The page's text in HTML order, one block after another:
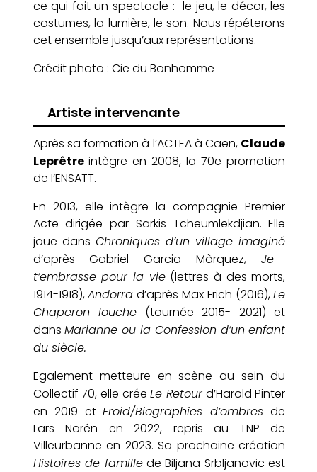
ce qui fait un spectacle : le jeu, le décor, les
costumes, la lumière, le son. Nous répéterons
cet ensemble jusqu’aux représentations.
Crédit photo : Cie du Bonhomme
Artiste intervenante
Après sa formation à l’ACTEA à Caen, Claude
Leprêtre intègre en 2008, la 70e promotion
de l’ENSATT.
En 2013, elle intègre la compagnie Premier
Acte dirigée par Sarkis Tcheumlekdjian. Elle
joue dans Chroniques d’un village imaginé
d’après Gabriel Garcia Màrquez, Je
t’embrasse pour la vie(lettres à des morts,
1914-1918),Andorra d’après Max Frich (2016),Le
Chaperon louche (tournée 2015- 2021) et
dansMarianne ou la Confession d’un enfant
du siècle.
Egalement metteure en scène au sein du
Collectif 70, elle créeLe Retour d’Harold Pinter
en 2019 etFroid/Biographies d’ombres de
Lars Norén en 2022, repris au TNP de
Villeurbanne en 2023. Sa prochaine création
Histoires de famillede Biljana Srbljanovic est